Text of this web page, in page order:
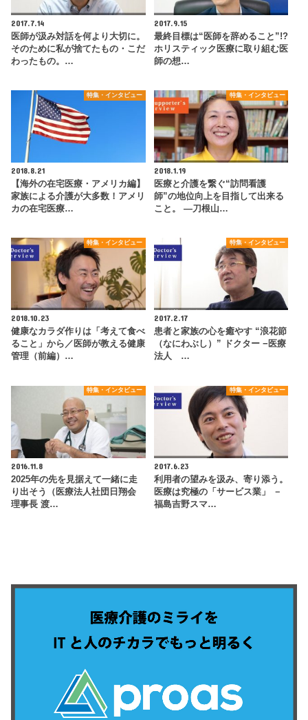
2017.7.14
医師が汲み対話を何より大切に。
そのために私が捨てたもの・こだ
わったもの。…
2017.9.15
最終目標は“医師を辞めること”!?
ホリスティック医療に取り組む医
師の想…
特集・インタビュー
2018.8.21
【海外の在宅医療・アメリカ編】
家族による介護が大多数！アメリ
カの在宅医療…
特集・インタビュー
2018.1.19
医療と介護を繋ぐ“訪問看護
師”の地位向上を目指して出来る
こと。 ―刀根山…
特集・インタビュー
2018.10.23
健康なカラダ作りは「考えて食べ
ること」から／医師が教える健康
管理（前編）…
特集・インタビュー
2017.2.17
患者と家族の心を癒やす “浪花節
（なにわぶし）” ドクター −医療
法人 …
特集・インタビュー
2016.11.8
2025年の先を見据えて一緒に走
り出そう（医療法人社団日翔会
理事長 渡…
特集・インタビュー
2017.6.23
利用者の望みを汲み、寄り添う。
医療は究極の「サービス業」 －
福島吉野スマ…